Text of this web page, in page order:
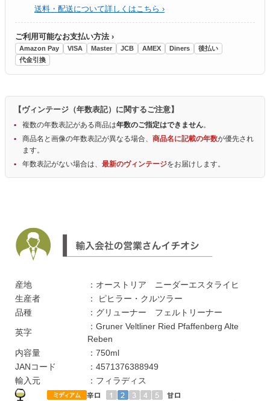
送料・配送について詳しくはこちら ›
ご利用可能なお支払い方法 ›
Amazon Pay VISA Master JCB AMEX Diners
後払い
代金引換
【ヴィンテージ（年数表記）に関するご注意】
複数の年数表記がある商品は年数のご指定はできません。
商品名と画像の年数表記が異なる場合、 商品名に記載の年数が優先され
ます。
年数表記がない場合は、 最新のヴィンテージをお届けします。
産地
：オーストリア ニーダーエスタライヒ
生産者
： ピヒラー・クルツラー
品種
：グリューナー フェルトリーナー
英字
：Gruner Veltliner Ried Pfaffenberg Alte
Reben
内容量
：750ml
JANコード
：4571376388949
輸入元
：フィラディス